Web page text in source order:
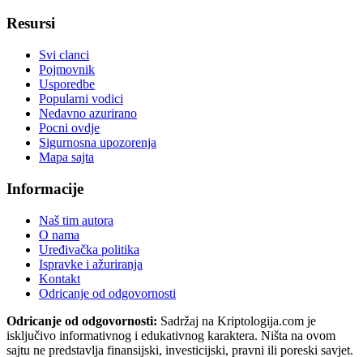
Resursi
Svi clanci
Pojmovnik
Usporedbe
Popularni vodici
Nedavno azurirano
Pocni ovdje
Sigurnosna upozorenja
Mapa sajta
Informacije
Naš tim autora
O nama
Uređivačka politika
Ispravke i ažuriranja
Kontakt
Odricanje od odgovornosti
Odricanje od odgovornosti: Sadržaj na Kriptologija.com je
isključivo informativnog i edukativnog karaktera. Ništa na ovom
sajtu ne predstavlja finansijski, investicijski, pravni ili poreski savjet.